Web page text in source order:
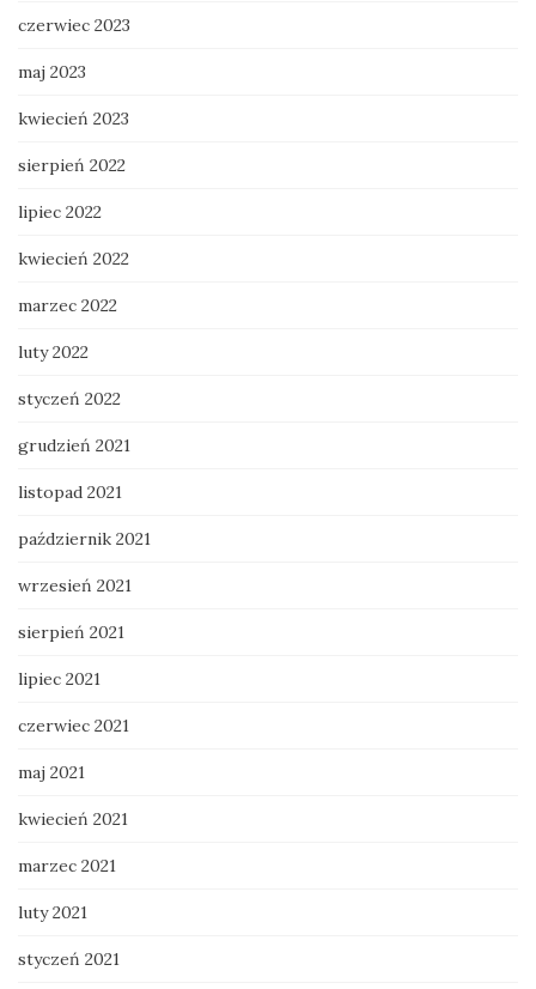
czerwiec 2023
maj 2023
kwiecień 2023
sierpień 2022
lipiec 2022
kwiecień 2022
marzec 2022
luty 2022
styczeń 2022
grudzień 2021
listopad 2021
październik 2021
wrzesień 2021
sierpień 2021
lipiec 2021
czerwiec 2021
maj 2021
kwiecień 2021
marzec 2021
luty 2021
styczeń 2021